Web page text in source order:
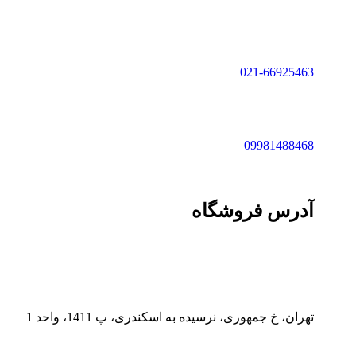
آدرس فروشگاه
تهران، خ جمهوری، نرسیده به اسکندری، پ 1411، واحد 1
021-66925463
09981488468